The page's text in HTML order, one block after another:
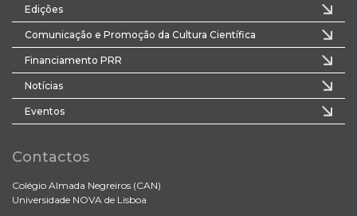
Edições
Comunicação e Promoção da Cultura Científica
Financiamento PRR
Notícias
Eventos
Contactos
Colégio Almada Negreiros (CAN)
Universidade NOVA de Lisboa